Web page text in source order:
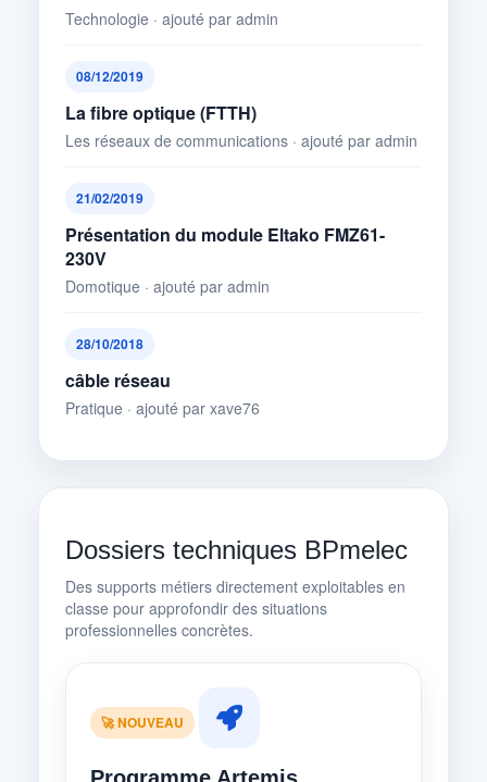
Technologie · ajouté par admin
08/12/2019
La fibre optique (FTTH)
Les réseaux de communications · ajouté par admin
21/02/2019
Présentation du module Eltako FMZ61-
230V
Domotique · ajouté par admin
28/10/2018
câble réseau
Pratique · ajouté par xave76
Dossiers techniques BPmelec
Des supports métiers directement exploitables en
classe pour approfondir des situations
professionnelles concrètes.
🚀 NOUVEAU